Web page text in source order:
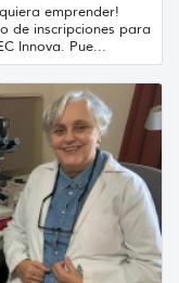
emprender!
de inscripciones para
Innova. Pue...